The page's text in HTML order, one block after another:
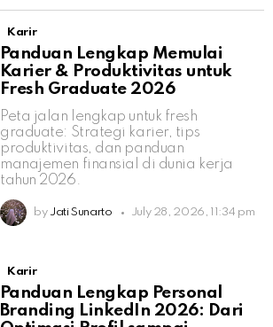
Karir
Panduan Lengkap Memulai
Karier & Produktivitas untuk
Fresh Graduate 2026
Peta jalan lengkap untuk fresh
graduate: Strategi karier, tips
produktivitas, dan panduan
manajemen finansial di dunia kerja
tahun 2026.
by Jati Sunarto July 28, 2026, 11:34 pm
Karir
Panduan Lengkap Personal
Branding LinkedIn 2026: Dari